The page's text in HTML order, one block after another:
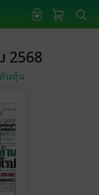
2568
นหุ้น